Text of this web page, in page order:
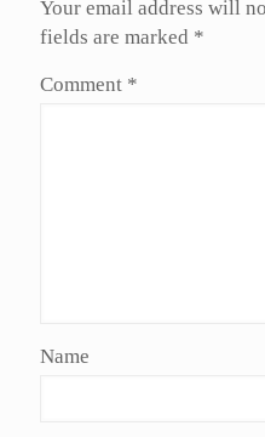
Your email address will
fields are marked *
Comment *
Name